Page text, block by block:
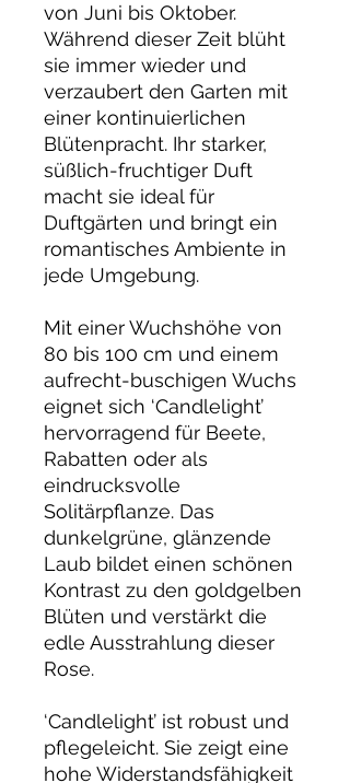
von Juni bis Oktober.
Während dieser Zeit blüht
sie immer wieder und
verzaubert den Garten mit
einer kontinuierlichen
Blütenpracht. Ihr starker,
süßlich-fruchtiger Duft
macht sie ideal für
Duftgärten und bringt ein
romantisches Ambiente in
jede Umgebung.
Mit einer Wuchshöhe von
80 bis 100 cm und einem
aufrecht-buschigen Wuchs
eignet sich ‘Candlelight’
hervorragend für Beete,
Rabatten oder als
eindrucksvolle
Solitärpflanze. Das
dunkelgrüne, glänzende
Laub bildet einen schönen
Kontrast zu den goldgelben
Blüten und verstärkt die
edle Ausstrahlung dieser
Rose.
‘Candlelight’ ist robust und
pflegeleicht. Sie zeigt eine
hohe Widerstandsfähigkeit